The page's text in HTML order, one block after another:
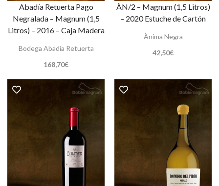
Abadía Retuerta Pago
Negralada – Magnum (1,5
Litros) – 2016 – Caja Madera
Bodega Abadía Retuerta
168,70€
ÀN/2 – Magnum (1,5 Litros)
– 2020 Estuche de Cartón
Ànima Negra
42,50€